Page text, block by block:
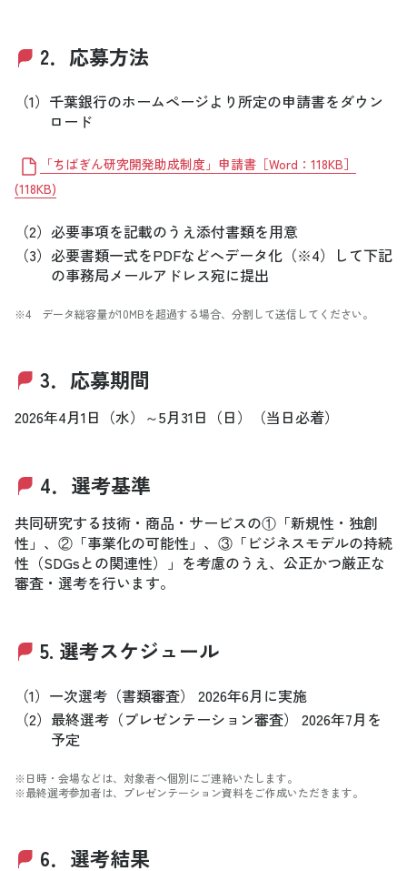
2．応募方法
（1） 千葉銀行のホームページより所定の申請書をダウン
ロード
「ちばぎん研究開発助成制度」申請書［Word：118KB］
(118KB)
（2） 必要事項を記載のうえ添付書類を用意
（3） 必要書類一式をPDFなどへデータ化（※4）して下記
の事務局メールアドレス宛に提出
※4 データ総容量が10MBを超過する場合、分割して送信してください。
3．応募期間
2026年4月1日（水）～5月31日（日）（当日必着）
4．選考基準
共同研究する技術・商品・サービスの①「新規性・独創
性」、②「事業化の可能性」、③「ビジネスモデルの持続
性（SDGsとの関連性）」を考慮のうえ、公正かつ厳正な
審査・選考を行います。
5. 選考スケジュール
（1） 一次選考（書類審査） 2026年6月に実施
（2） 最終選考（プレゼンテーション審査） 2026年7月を
予定
※日時・会場などは、対象者へ個別にご連絡いたします。
※最終選考参加者は、プレゼンテーション資料をご作成いただきます。
6．選考結果